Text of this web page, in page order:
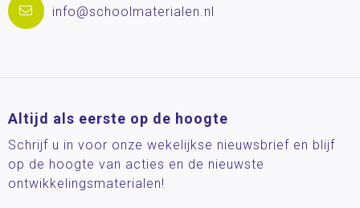
info@schoolmaterialen.nl
Altijd als eerste op de hoogte
Schrijf u in voor onze wekelijkse nieuwsbrief en blijf
op de hoogte van acties en de nieuwste
ontwikkelingsmaterialen!